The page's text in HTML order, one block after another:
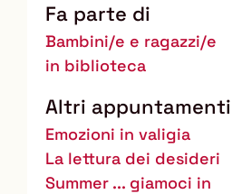
Fa parte di
Bambini/e e ragazzi/e
in biblioteca
Altri appuntamenti
Emozioni in valigia
La lettura dei desideri
Summer ... giamoci in